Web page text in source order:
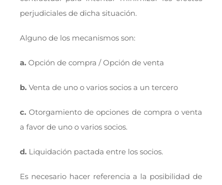
perjudiciales de dicha situación.
Alguno de los mecanismos son:
a. Opción de compra / Opción de venta
b. Venta de uno o varios socios a un tercero
c. Otorgamiento de opciones de compra o venta
a favor de uno o varios socios.
d. Liquidación pactada entre los socios.
Es necesario hacer referencia a la posibilidad de